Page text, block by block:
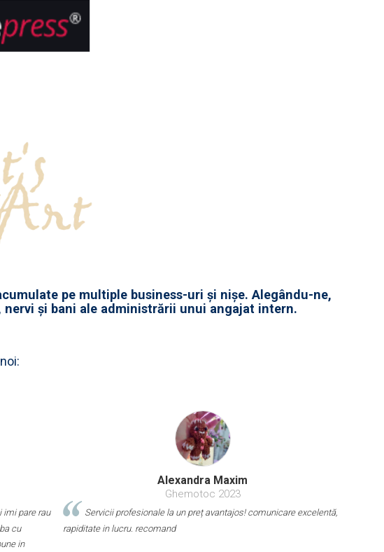
pe multiple business-uri și nișe. Alegându-ne,
și bani ale administrării unui angajat intern.
imi pare rau
cu
in
Alexandra Maxim
Ghemotoc 2023
Servicii profesionale la un preț avantajos! comunicare excelentă,
rapiditate in lucru. recomand